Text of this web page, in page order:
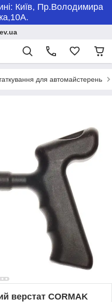
Київ, Пр.Володимира
для автомайстерень
верстат CORMAK